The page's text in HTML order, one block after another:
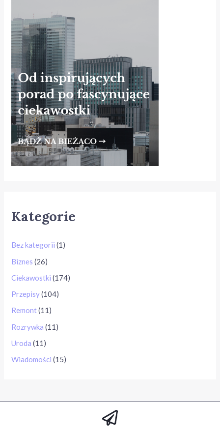
Kategorie
Bez kategorii (1)
Biznes (26)
Ciekawostki (174)
Przepisy(104)
Remont (11)
Rozrywka (11)
Uroda (11)
Wiadomości (15)